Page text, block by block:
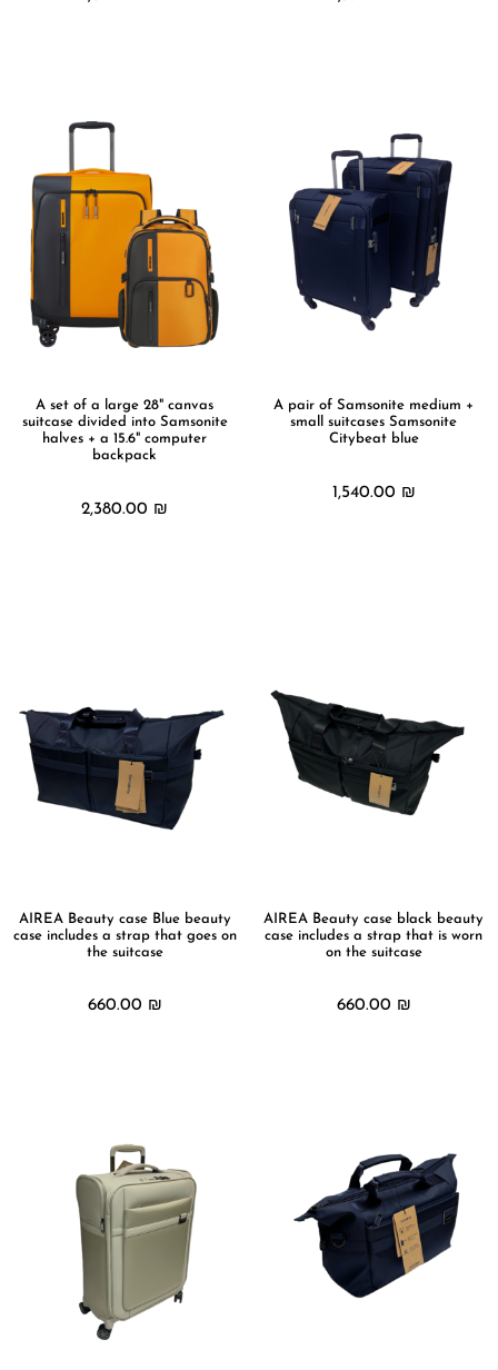
A pair of Samsonite medium +
small suitcases Samsonite
Citybeat blue
1,540.00 ₪
A set of a large 28" canvas
suitcase divided into Samsonite
halves + a 15.6" computer
backpack
2,380.00 ₪
AIREA Beauty case black beauty
case includes a strap that is worn
on the suitcase
660.00 ₪
AIREA Beauty case Blue beauty
case includes a strap that goes on
the suitcase
660.00 ₪